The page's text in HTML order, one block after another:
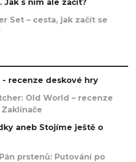
Jak s ním ale začít?
Set – cesta, jak začít se
- recenze deskové hry
Old World – recenze
aneb Stojíme ještě o
prstenů: Putování po